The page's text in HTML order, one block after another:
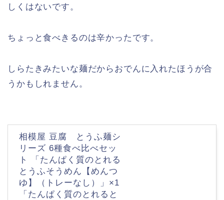
しくはないです。
ちょっと食べきるのは辛かったです。
しらたきみたいな麺だからおでんに入れたほうが合
うかもしれません。
相模屋 豆腐 とうふ麺シ
リーズ 6種食べ比べセッ
ト 「たんぱく質のとれる
とうふそうめん【めんつ
ゆ】（トレーなし）」×1
「たんぱく質のとれると